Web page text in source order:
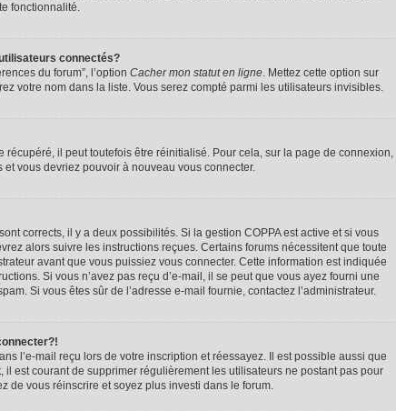
fonctionnalité.
connectés?
du forum”, l’option Cacher mon statut en ligne. Mettez cette option sur
votre nom dans la liste. Vous serez compté parmi les utilisateurs invisibles.
il peut toutefois être réinitialisé. Pour cela, sur la page de connexion,
et vous devriez pouvoir à nouveau vous connecter.
corrects, il y a deux possibilités. Si la gestion COPPA est active et si vous
alors suivre les instructions reçues. Certains forums nécessitent que toute
avant que vous puissiez vous connecter. Cette information est indiquée
Si vous n’avez pas reçu d’e-mail, il se peut que vous ayez fourni une
Si vous êtes sûr de l’adresse e-mail fournie, contactez l’administrateur.
l’e-mail reçu lors de votre inscription et réessayez. Il est possible aussi que
il est courant de supprimer régulièrement les utilisateurs ne postant pas pour
de vous réinscrire et soyez plus investi dans le forum.